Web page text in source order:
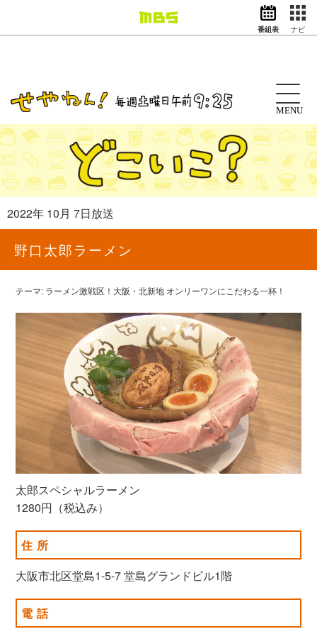
ドラマ
アニメ
動画イズム ニュース
天気・防災 イベント
映画
グッズ
番組表 ナビ
MENU
2022年 10月 7日放送
野口太郎ラーメン
テーマ: ラーメン激戦区！大阪・北新地 オンリーワンにこだわる一杯！
太郎スペシャルラーメン
1280円（税込み）
住所
大阪市北区堂島1-5-7 堂島グランドビル1階
電話